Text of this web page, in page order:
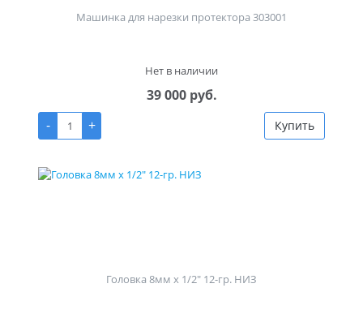
Машинка для нарезки протектора 303001
Нет в наличии
39 000 руб.
-
+ Купить
Головка 8мм х 1/2" 12-гр. НИЗ